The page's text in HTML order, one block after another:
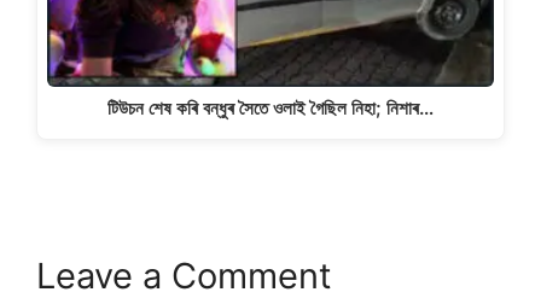
টিউচন শেষ কৰি বন্ধুৰ সৈতে ওলাই গৈছিল নিহা; নিশাৰ…
Leave a Comment